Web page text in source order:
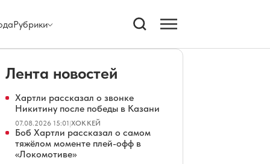
Рубрики
Лента новостей
Хартли рассказал о звонке
Никитину после победы в Казани
07.08.2026 15:01|ХОККЕЙ
Боб Хартли рассказал о самом
тяжёлом моменте плей-офф в
«Локомотиве»